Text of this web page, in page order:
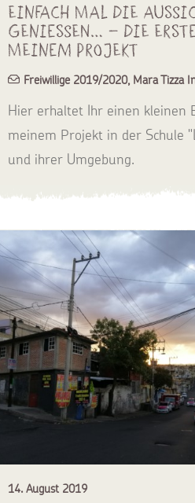
Einfach mal die
geniessen… – Die
meinem Projekt
Freiwillige 2019/2020, Mara Tizza
Hier erhaltet Ihr einen kleinen
meinem Projekt in der Schule
und ihrer Umgebung.
14. August 2019